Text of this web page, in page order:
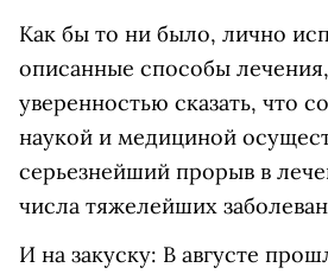
Как бы то ни было, лично
описанные способы
уверенностью сказать, что
наукой и медициной
серьезнейший прорыв в
числа тяжелейших
И на закуску: В августе